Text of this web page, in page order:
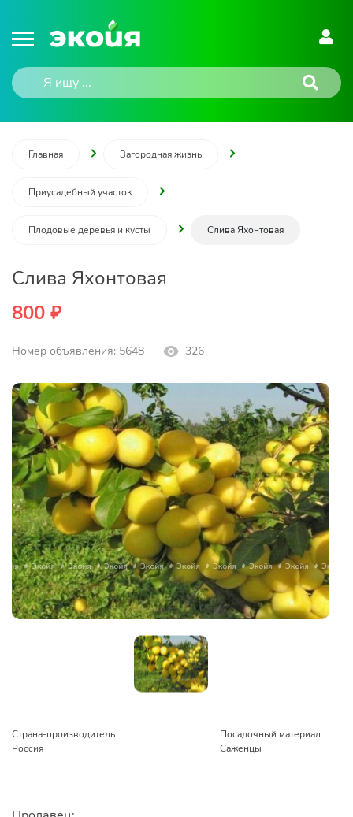
Главная Загородная жизнь
Приусадебный участок
Плодовые деревья и кусты Слива Яхонтовая
Слива Яхонтовая
800 ₽
Номер объявления: 5648 326
Страна-производитель:
Россия
Посадочный материал:
Саженцы